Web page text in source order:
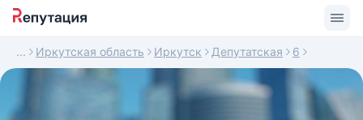
Иркутская область Иркутск Депутатская 6